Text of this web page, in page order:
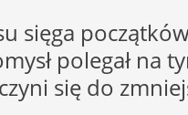
sięga
polegał na
się do